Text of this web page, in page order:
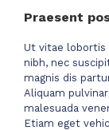
Praesent
Ut vitae lobortis
nibh, nec
magnis dis
Aliquam
malesuada
Etiam eget